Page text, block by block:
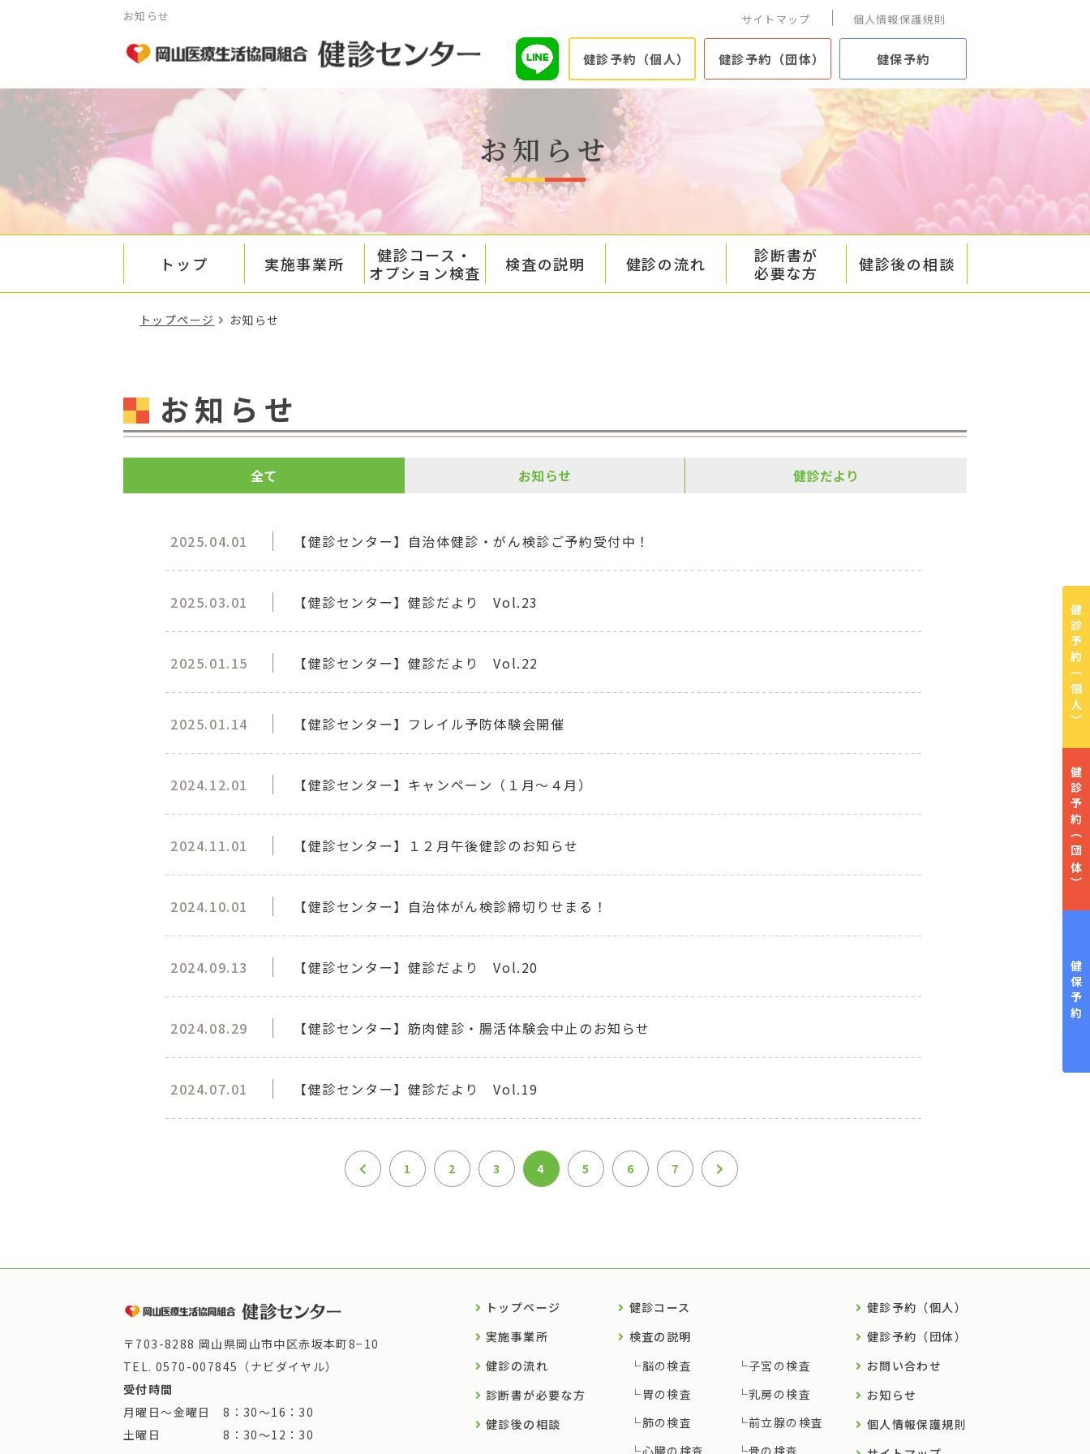
お知らせ サイトマップ 個人情報保護規則
健診予約（個人） 健診予約（団体） 健保予約
お知らせ
健診予約
（個人）
健診予約
（団体）
健保予約
トップ 実施事業所
健診コース・
オプション検査
検査の説明 健診の流れ
診断書が
必要な方
健診後の相談
トップページ お知らせ
お知らせ
全て お知らせ 健診だより
2025.04.01 【健診センター】自治体健診・がん検診ご予約受付中！
2025.03.01 【健診センター】健診だより Vol.23
2025.01.15 【健診センター】健診だより Vol.22
2025.01.14 【健診センター】フレイル予防体験会開催
2024.12.01 【健診センター】キャンペーン（１月～４月）
2024.11.01 【健診センター】１２月午後健診のお知らせ
2024.10.01 【健診センター】自治体がん検診締切りせまる！
2024.09.13 【健診センター】健診だより Vol.20
2024.08.29 【健診センター】筋肉健診・腸活体験会中止のお知らせ
2024.07.01 【健診センター】健診だより Vol.19
1 2 3 4 5 6 7
〒703-8288 岡山県岡山市中区赤坂本町8−10
TEL. 0570-007845（ナビダイヤル）
受付時間
月曜日～金曜日 8：30～16：30
土曜日 8：30～12：30
トップページ
実施事業所
健診の流れ
診断書が必要な方
健診後の相談
健診コース
検査の説明
脳の検査
胃の検査
肺の検査
心臓の検査
子宮の検査
乳房の検査
前立腺の検査
骨の検査
健診予約（個人）
健診予約（団体）
お問い合わせ
お知らせ
個人情報保護規則